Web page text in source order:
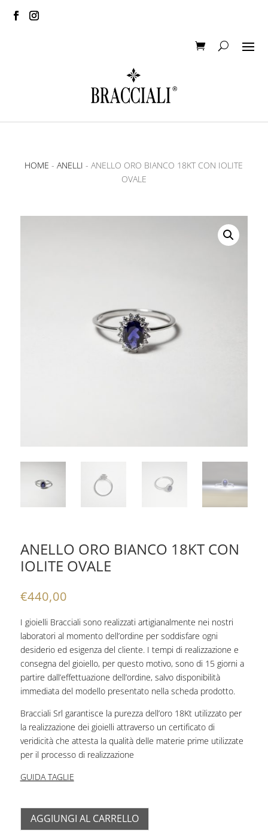
HOME -ANELLI - ANELLO ORO BIANCO 18KT CON IOLITE
OVALE
ANELLO ORO BIANCO 18KT CON
IOLITE OVALE
€440,00
I gioielli Bracciali sono realizzati artigianalmente nei nostri
laboratori al momento dell’ordine per soddisfare ogni
desiderio ed esigenza del cliente. I tempi di realizzazione e
consegna del gioiello, per questo motivo, sono di 15 giorni a
partire dall’effettuazione dell’ordine, salvo disponibilità
immediata del modello presentato nella scheda prodotto.
Bracciali Srl garantisce la purezza dell’oro 18Kt utilizzato per
la realizzazione dei gioielli attraverso un certificato di
veridicità che attesta la qualità delle materie prime utilizzate
per il processo di realizzazione
GUIDA TAGLIE
AGGIUNGI AL CARRELLO